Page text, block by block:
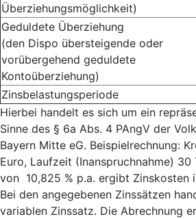
Überziehungsmöglichkeit)
Geduldete Überziehung
(den Dispo übersteigende oder
vorübergehend geduldete
Kontoüberziehung)
Zinsbelastungsperiode
Hierbei handelt es sich um ein
Sinne des § 6a Abs. 4 PAngV der
Bayern Mitte eG. Beispielrechnung:
Euro, Laufzeit (Inanspruchnahme) 30
von 10,825 % p.a. ergibt Zinskosten
Bei den angegebenen Zinssätzen
variablen Zinssatz. Die Abrechnung